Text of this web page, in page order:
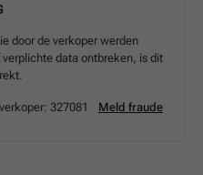
door de verkoper werden
data ontbreken, is dit
327081 Meld fraude